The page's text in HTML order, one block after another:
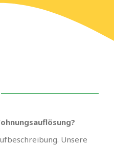
Unsere